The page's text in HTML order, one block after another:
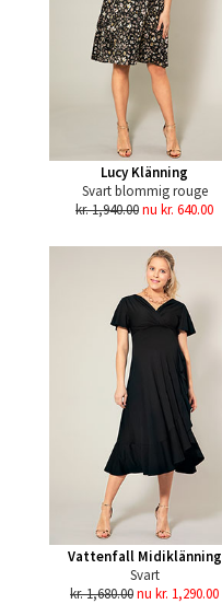
Lucy Klänning
Svart blommig rouge
kr. 1,940.00nu kr. 640.00
Vattenfall Midiklänning
Svart
kr. 1,680.00nu kr. 1,290.00